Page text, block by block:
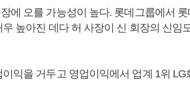
에 오를 가능성이 높다. 롯데그룹에서 롯
높아진 데다 허 사장이 신 회장의 신임
익을 거두고 영업이익에서 업계 1위 LG